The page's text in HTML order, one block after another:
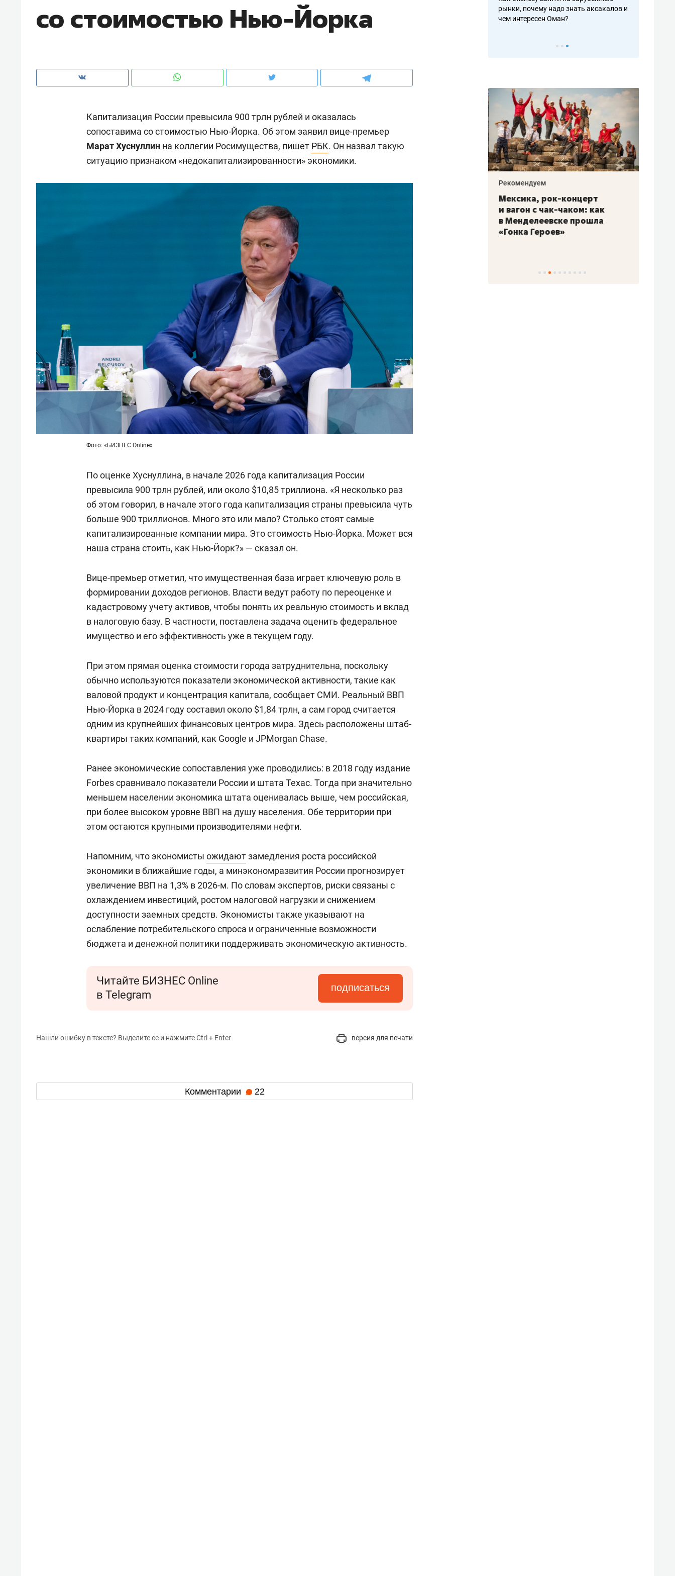
со стоимостью Нью-Йорка
Капитализация России превысила 900 трлн рублей и оказалась
сопоставима со стоимостью Нью-Йорка. Об этом заявил вице-премьер
Марат Хуснуллин на коллегии Росимущества, пишет РБК. Он назвал такую
ситуацию признаком «недокапитализированности» экономики.
Фото: «БИЗНЕС Online»
По оценке Хуснуллина, в начале 2026 года капитализация России
превысила 900 трлн рублей, или около $10,85 триллиона. «Я несколько раз
об этом говорил, в начале этого года капитализация страны превысила чуть
больше 900 триллионов. Много это или мало? Столько стоят самые
капитализированные компании мира. Это стоимость Нью-Йорка. Может вся
наша страна стоить, как Нью-Йорк?» — сказал он.
Вице-премьер отметил, что имущественная база играет ключевую роль в
формировании доходов регионов. Власти ведут работу по переоценке и
кадастровому учету активов, чтобы понять их реальную стоимость и вклад
в налоговую базу. В частности, поставлена задача оценить федеральное
имущество и его эффективность уже в текущем году.
При этом прямая оценка стоимости города затруднительна, поскольку
обычно используются показатели экономической активности, такие как
валовой продукт и концентрация капитала, сообщает СМИ. Реальный ВВП
Нью-Йорка в 2024 году составил около $1,84 трлн, а сам город считается
одним из крупнейших финансовых центров мира. Здесь расположены штаб-
квартиры таких компаний, как Google и JPMorgan Chase.
Ранее экономические сопоставления уже проводились: в 2018 году издание
Forbes сравнивало показатели России и штата Техас. Тогда при значительно
меньшем населении экономика штата оценивалась выше, чем российская,
при более высоком уровне ВВП на душу населения. Обе территории при
этом остаются крупными производителями нефти.
Напомним, что экономисты ожидаютзамедления роста российской
экономики в ближайшие годы, а минэкономразвития России прогнозирует
увеличение ВВП на 1,3% в 2026-м. По словам экспертов, риски связаны с
охлаждением инвестиций, ростом налоговой нагрузки и снижением
доступности заемных средств. Экономисты также указывают на
ослабление потребительского спроса и ограниченные возможности
бюджета и денежной политики поддерживать экономическую активность.
Читайте БИЗНЕС Online
в Telegram
подписаться
Нашли ошибку в тексте? Выделите ее и нажмите Ctrl + Enter версия для печати
Комментарии 22
рынки, почему надо знать аксакалов и
чем интересен Оман?
о трехкратном росте цен, дотошных
клиентах и чудных запросах мастеров
налогах и развитии без кредитов
рынки, почему надо знать аксакалов и
чем интересен Оман?
Рекомендуем Рекомендуем
ID вместо ключа: какой будет
безопасность в ЖК «Нова»
Рекомендуем Рекомендуем
Мексика, рок-концерт
и вагон с чак-чаком: как
в Менделеевске прошла
«Гонка Героев»